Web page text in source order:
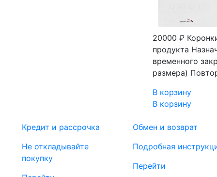
20000 ₽
продукта
временного
размера)
В корзину
В корзину
Кредит и рассрочка
Не откладывайте
покупку
Обмен и возврат
Подробная
Перейти